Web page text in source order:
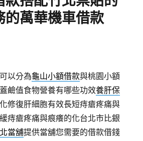
的萬華機車借款
以分為龜山小額借款與桃園小額
鹼值食物營養有哪些功效養肝保
修復肝細胞有效長短痔瘡疼痛與
痔瘡疼痛與痕癢的化台北市比銀
當舖提供當舖您需要的借款借錢